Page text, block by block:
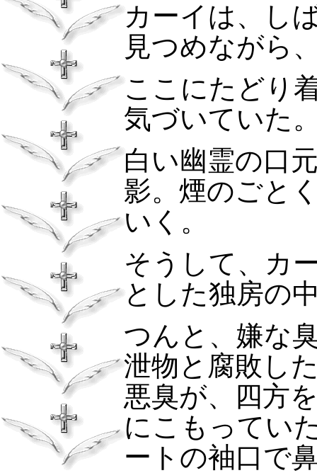
カーイは、し
見つめながら
ここにたどり
気づいていた
白い幽霊の口
影。煙のごと
いく。
そうして、カ
とした独房の
つんと、嫌な
泄物と腐敗し
悪臭が、四方
にこもってい
ートの袖口で